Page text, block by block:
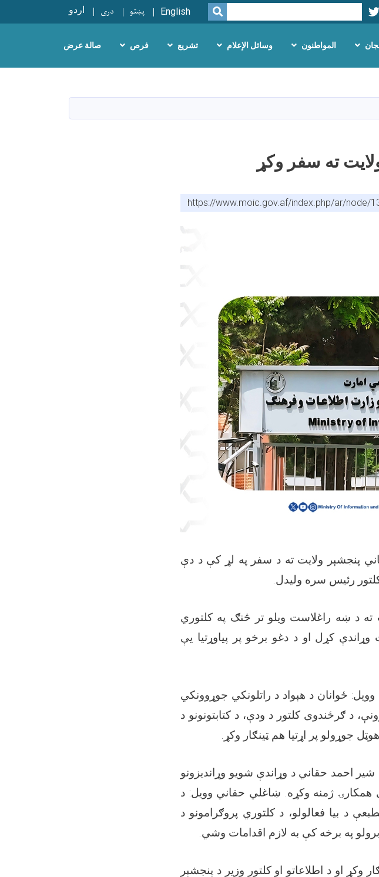
Twitter
بحث SEARCH
English پښتو دری اردو
المواطنون وسائل الإعلام تشريع فرص صالة عرض
ته سفر وکړ
https://www.moic.gov.af/index.php/ar/node/
پنجشېر ولایت ته د سفر په لړ کې د دې
رئیس سره ولیدل.
د ښه راغلاست ویلو تر څنګ په کلتوري
کړل او د دغو برخو پر پیاوړتیا یې
ځوانان د هېواد د راتلونکي جوړوونکي
د ګرځندوی کلتور د ودې، د کتابتونونو د
هوټل جوړولو پر اړتیا هم ټینګار وکړ.
احمد حقاني د وړاندې شویو وړاندیزونو
ژمنه وکړه. ښاغلي حقاني وویل: د
د بیا فعالولو، د کلتوري پروګرامونو د
په برخه کې به لازم اقدامات وشي.
وکړ او د اطلاعاتو او کلتور وزیر د پنجشېر